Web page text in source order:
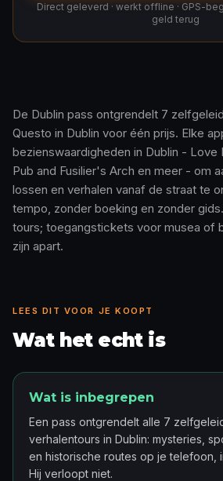
Direct geleverd · werkt offline · GPS-
geld terug
De Dublin pass ontgrendelt 7
Questo in Dublin voor één prijs. Elke
bezienswaardigheden in Dublin - Love
Pub and Fusilier's Arch en meer - om
lossen en verhalen vanaf de straat te
tempo, zonder boeking en zonder
tours; toegangstickets voor musea of
zijn apart.
LEES DIT VOOR JE KOOPT
Wat het echt is
Wat is inbegrepen
Een pass ontgrendelt alle 7
verhalentours in Dublin: mysteries,
en historische routes op je telefoon,
Hij verloopt niet.